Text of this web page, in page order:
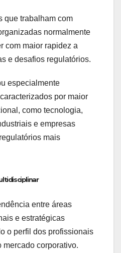
que trabalham com
normalmente
com maior rapidez a
e desafios regulatórios.
especialmente
por maior
como tecnologia,
e empresas
mais
entre áreas
e estratégicas
o perfil dos profissionais
corporativo.